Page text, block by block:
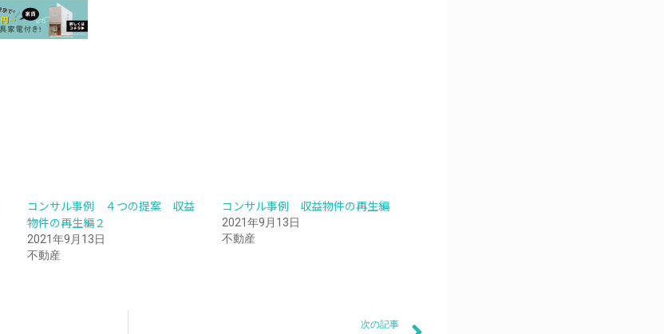
コンサル事例 ４つの提案 収益
物件の再生編２
2021年9月13日
不動産
コンサル事例 収益物件の再生編
2021年9月13日
不動産
次の記事